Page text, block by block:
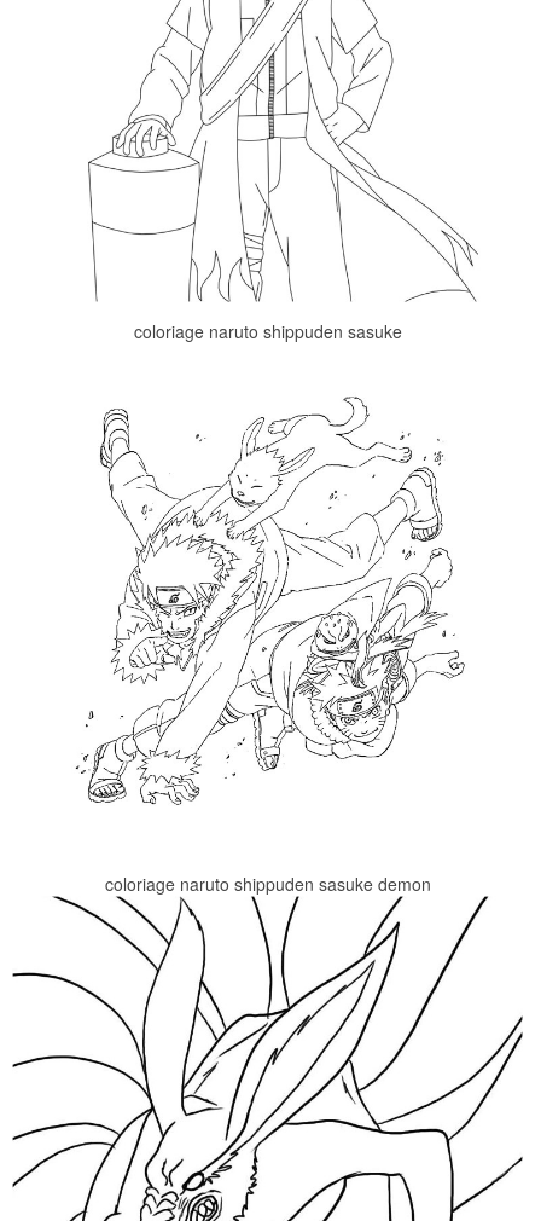
coloriage naruto shippuden sasuke
coloriage naruto shippuden sasuke demon